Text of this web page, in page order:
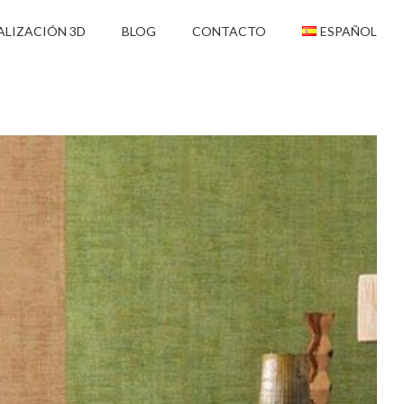
3D BLOG CONTACTO ESPAÑOL